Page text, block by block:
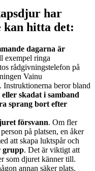
har
kan hitta det:
dagarna är
exempel ringa
rådgivningstelefon på
Vainu
beror bland
skadat i samband
sprang bort efter
försvann. Om fler
på platsen, en åker
att skapa luktspår och
grupp. Det är viktigt att
som djuret känner till.
annan säker plats.